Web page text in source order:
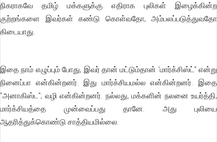
நிகராகவே தமிழ் மக்களுக்கு எதிராக புலிகள் இழைக்கின்ற
குற்றங்களை இவர்கள் கண்டு கொள்வதோ, அம்பலப்படுத்துவதோ
கிடையாது.
இதை நாம் எழுப்பும் போது, இவர் தான் மட்டும்தான் 'மார்க்சிஸ்ட்" என்று
நினைப்பா என்கின்றனர். இது மார்க்சியமல்ல என்கின்றனர். இதை
"அனாகிஸ்ட"; வழி என்கின்றனர். நல்லது, மக்களின் நலனை உயர்த்தி,
மார்க்சியத்தை முன்வைப்பது தானே. அது புலியை
ஆதரித்துக்கொண்டு சாத்தியமில்லை.